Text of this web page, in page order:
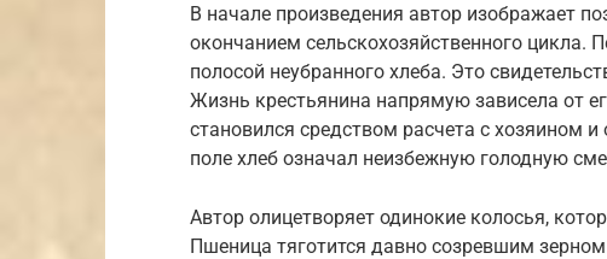
В начале произведения автор изображает
окончанием сельскохозяйственного цикла.
полосой неубранного хлеба. Это
Жизнь крестьянина напрямую зависела от
становился средством расчета с хозяином
поле хлеб означал неизбежную голодную
Автор олицетворяет одинокие колосья,
Пшеница тяготится давно созревшим